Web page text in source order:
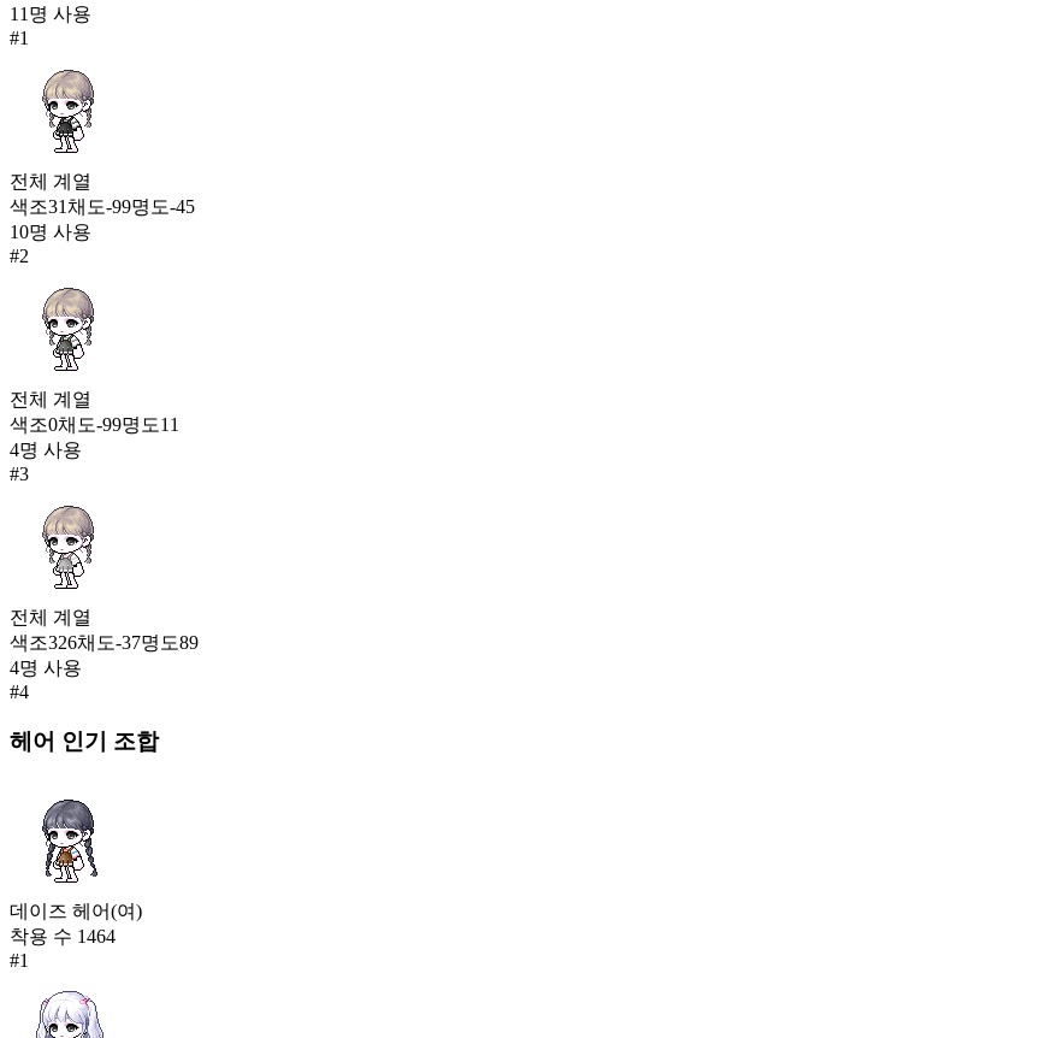
스페셜 가드너
흑단 수호(여)
16,266
하트냥이 한벌옷
16,259
336
엘레강스 미장센(남)
16,235
무잔의 옷
16,083
338
콩콩 수달 스웨터
15,997
11 명 사용
#1
전체 계열
색조31 채도-99명도-45
10명 사용
#2
전체 계열
색조0채도-99명도11
4명 사용
#3
전체 계열
색조326채도-37명도89
4명 사용
#4
헤어 인기 조합
데이즈 헤어(여)
착용 수 1464
#1